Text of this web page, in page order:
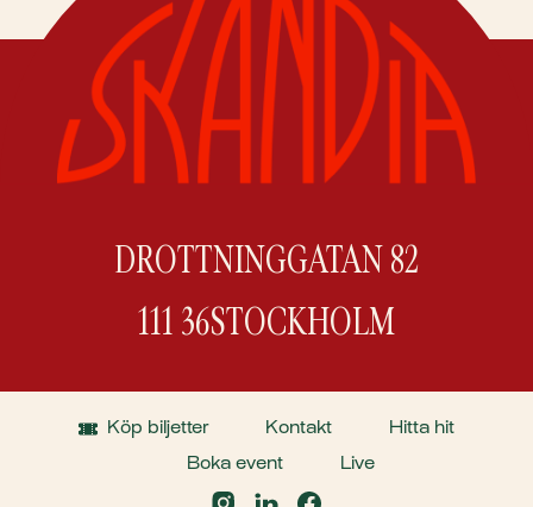
DROTTNINGGATAN 82
111 36STOCKHOLM
Köp biljetter Kontakt Hitta hit
Boka event Live